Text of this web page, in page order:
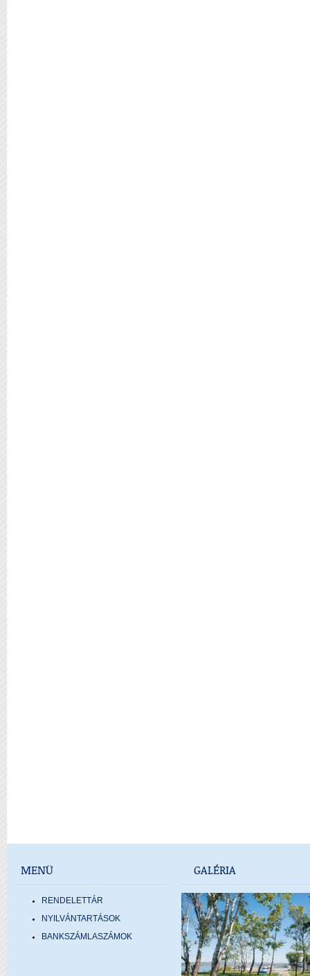
MENÜ
RENDELETTÁR
NYILVÁNTARTÁSOK
BANKSZÁMLASZÁMOK
GALÉRIA